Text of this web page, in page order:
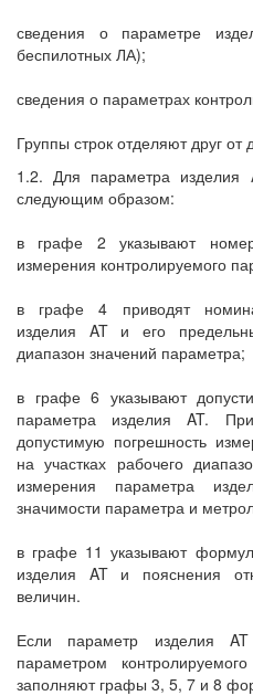
сведения о параметре
беспилотных ЛА);
сведения о параметрах
Группы строк отделяют друг от
1.2. Для параметра
следующим образом:
в графе 2 указывают
измерения контролируемого
в графе 4 приводят
изделия AT и его
диапазон значений параметра;
в графе 6 указывают
параметра изделия AT.
допустимую погрешность
на участках рабочего
измерения параметра
значимости параметра и
в графе 11 указывают
изделия AT и пояснения
величин.
Если параметр изделия
параметром
заполняют графы 3, 5, 7 и 8